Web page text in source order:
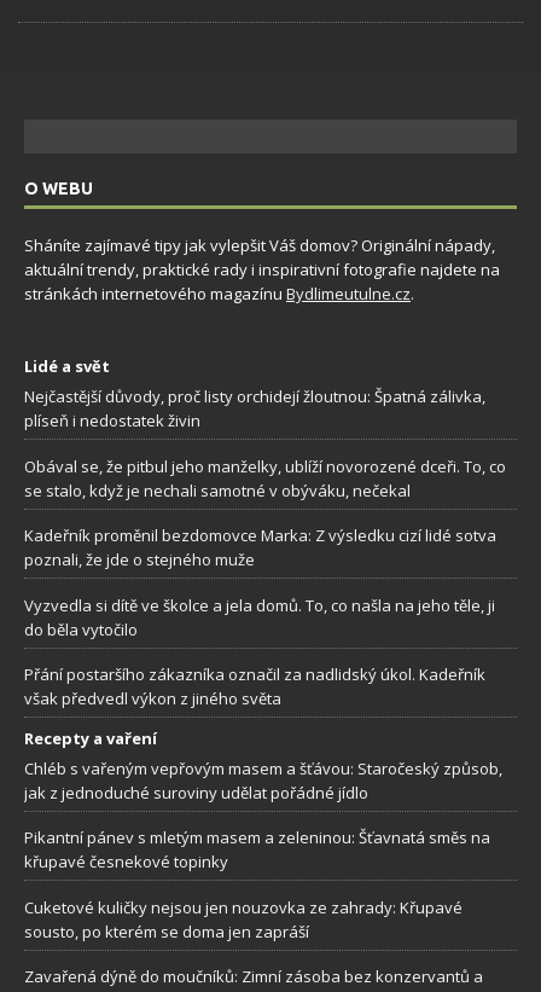
O WEBU
Sháníte zajímavé tipy jak vylepšit Váš domov? Originální nápady,
aktuální trendy, praktické rady i inspirativní fotografie najdete na
stránkách internetového magazínu Bydlimeutulne.cz.
Lidé a svět
Nejčastější důvody, proč listy orchidejí žloutnou: Špatná zálivka,
plíseň i nedostatek živin
Obával se, že pitbul jeho manželky, ublíží novorozené dceři. To, co
se stalo, když je nechali samotné v obýváku, nečekal
Kadeřník proměnil bezdomovce Marka: Z výsledku cizí lidé sotva
poznali, že jde o stejného muže
Vyzvedla si dítě ve školce a jela domů. To, co našla na jeho těle, ji
do běla vytočilo
Přání postaršího zákazníka označil za nadlidský úkol. Kadeřník
však předvedl výkon z jiného světa
Recepty a vaření
Chléb s vařeným vepřovým masem a šťávou: Staročeský způsob,
jak z jednoduché suroviny udělat pořádné jídlo
Pikantní pánev s mletým masem a zeleninou: Šťavnatá směs na
křupavé česnekové topinky
Cuketové kuličky nejsou jen nouzovka ze zahrady: Křupavé
sousto, po kterém se doma jen zapráší
Zavařená dýně do moučníků: Zimní zásoba bez konzervantů a